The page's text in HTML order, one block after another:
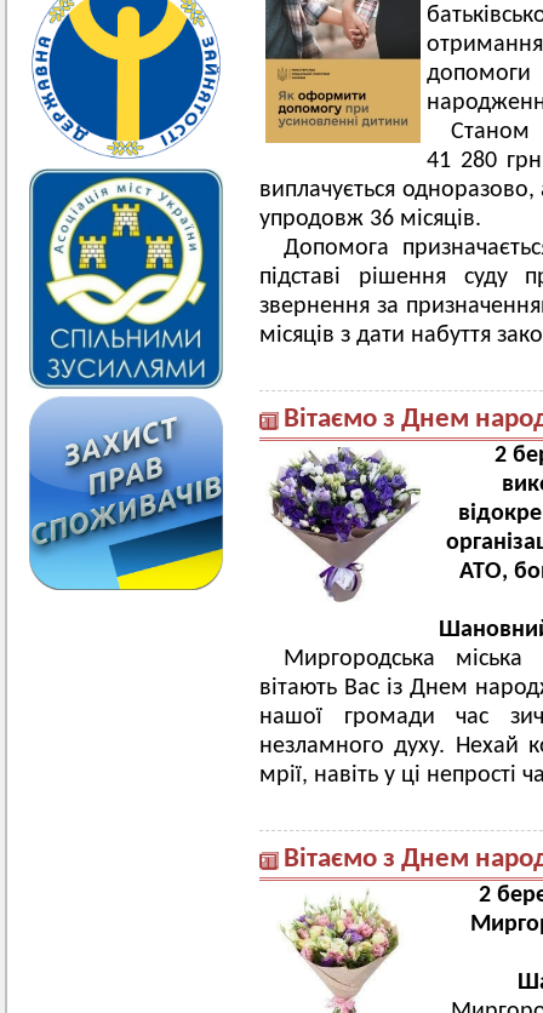
допомоги
Станом
41 280
виплачується
упродовж 36 місяців.
Допомога
підставі рішення
звернення за
місяців з дати набуття
Вітаємо з Днем
2
АТО,
Миргородська
вітають Вас із Днем
нашої громади час
незламного духу. Нехай
мрії, навіть у ці непрості
Вітаємо з Днем
2